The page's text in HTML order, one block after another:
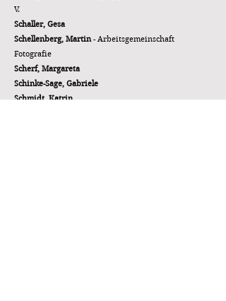
V.
Schaller, Gesa
Schellenberg, Martin- Arbeitsgemeinschaft
Fotografie
Scherf, Margareta
Schinke-Sage, Gabriele
Schmidt, Katrin